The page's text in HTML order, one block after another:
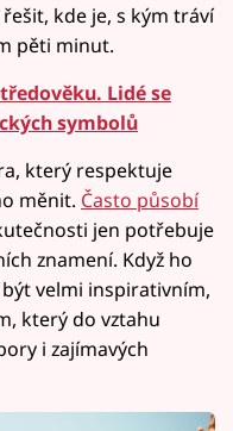
kde je, s kým tráví
pěti minut.
Lidé se
symbolů
který respektuje
měnit. Často působí
jen potřebuje
znamení. Když ho
velmi inspirativním,
který do vztahu
i zajímavých